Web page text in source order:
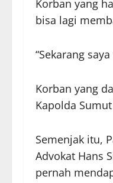
Korban yang
bisa lagi
“Sekarang
Korban yang
Kapolda
Semenjak itu,
Advokat Hans
pernah